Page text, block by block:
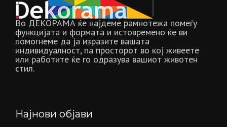
Во ДЕКОРАМА ќе најдеме рамнотежа помеѓу
функцијата и формата и истовремено ќе ви
помогнеме да ја изразите вашата
индивидуалност, па просторот во кој живеете
или работите ќе го одразува вашиот животен
стил.
Најнови објави